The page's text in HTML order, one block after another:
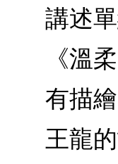
講述
《溫
有描
王龍